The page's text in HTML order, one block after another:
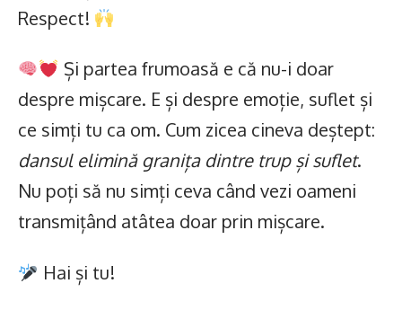
Respect!
Și partea frumoasă e că nu-i doar
despre mișcare. E și despre emoție, suflet și
ce simți tu ca om. Cum zicea cineva deștept:
dansul elimină granița dintre trup și suflet.
Nu poți să nu simți ceva când vezi oameni
transmițând atâtea doar prin mișcare.
Hai și tu!